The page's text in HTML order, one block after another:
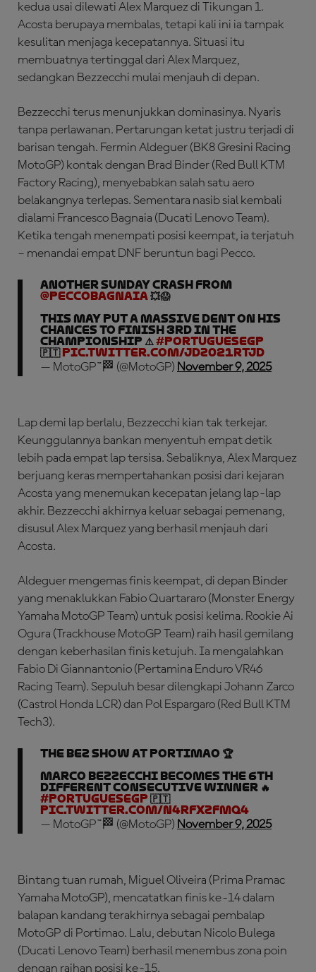
kedua usai dilewati Alex Marquez di Tikungan 1.
Acosta berupaya membalas, tetapi kali ini ia tampak
kesulitan menjaga kecepatannya. Situasi itu
membuatnya tertinggal dari Alex Marquez,
sedangkan Bezzecchi mulai menjauh di depan.
Bezzecchi terus menunjukkan dominasinya. Nyaris
tanpa perlawanan. Pertarungan ketat justru terjadi di
barisan tengah. Fermin Aldeguer (BK8 Gresini Racing
MotoGP) kontak dengan Brad Binder (Red Bull KTM
Factory Racing), menyebabkan salah satu aero
belakangnya terlepas. Sementara nasib sial kembali
dialami Francesco Bagnaia (Ducati Lenovo Team).
Ketika tengah menempati posisi keempat, ia terjatuh
– menandai empat DNF beruntun bagi Pecco.
Another Sunday crash from
@PeccoBagnaia💥😱
This may put a massive dent on his
chances to finish 3rd in the
Championship ⚠️#PortugueseGP
🇵🇹pic.twitter.com/jdZ021RtjD
— MotoGP™🏁 (@MotoGP) November 9, 2025
Lap demi lap berlalu, Bezzecchi kian tak terkejar.
Keunggulannya bankan menyentuh empat detik
lebih pada empat lap tersisa. Sebaliknya, Alex Marquez
berjuang keras mempertahankan posisi dari kejaran
Acosta yang menemukan kecepatan jelang lap-lap
akhir. Bezzecchi akhirnya keluar sebagai pemenang,
disusul Alex Marquez yang berhasil menjauh dari
Acosta.
Aldeguer mengemas finis keempat, di depan Binder
yang menaklukkan Fabio Quartararo (Monster Energy
Yamaha MotoGP Team) untuk posisi kelima. Rookie Ai
Ogura (Trackhouse MotoGP Team) raih hasil gemilang
dengan keberhasilan finis ketujuh. Ia mengalahkan
Fabio Di Giannantonio (Pertamina Enduro VR46
Racing Team). Sepuluh besar dilengkapi Johann Zarco
(Castrol Honda LCR) dan Pol Espargaro (Red Bull KTM
Tech3).
The BEZ show at Portimao 🏆
Marco Bezzecchi becomes the 6th
different consecutive winner 🔥
#PortugueseGP 🇵🇹
pic.twitter.com/N4rfxzfMQ4
— MotoGP™🏁 (@MotoGP) November 9, 2025
Bintang tuan rumah, Miguel Oliveira (Prima Pramac
Yamaha MotoGP), mencatatkan finis ke-14 dalam
balapan kandang terakhirnya sebagai pembalap
MotoGP di Portimao. Lalu, debutan Nicolo Bulega
(Ducati Lenovo Team) berhasil menembus zona poin
dengan raihan posisi ke-15.